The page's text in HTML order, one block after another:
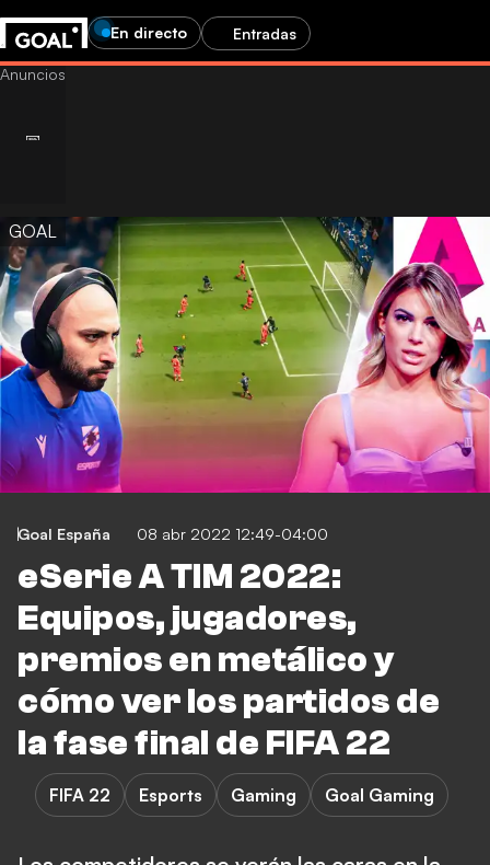
En directo Entradas
GOAL
Goal España 08 abr 2022 12:49-04:00
eSerie A TIM 2022:
Equipos, jugadores,
premios en metálico y
cómo ver los partidos de
la fase final de FIFA 22
FIFA 22 Esports Gaming Goal Gaming